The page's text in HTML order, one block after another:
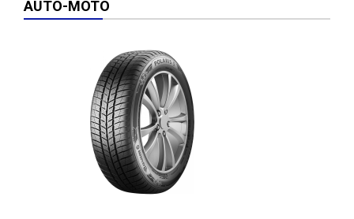
AUTO-MOTO